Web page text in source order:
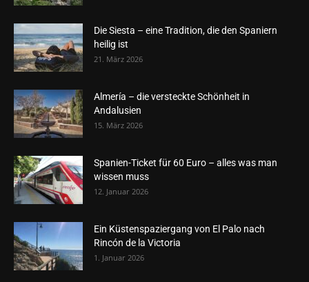
Die Siesta – eine Tradition, die den Spaniern
heilig ist
21. März 2026
Almería – die versteckte Schönheit in
Andalusien
15. März 2026
Spanien-Ticket für 60 Euro – alles was man
wissen muss
12. Januar 2026
Ein Küstenspaziergang von El Palo nach
Rincón de la Victoria
1. Januar 2026